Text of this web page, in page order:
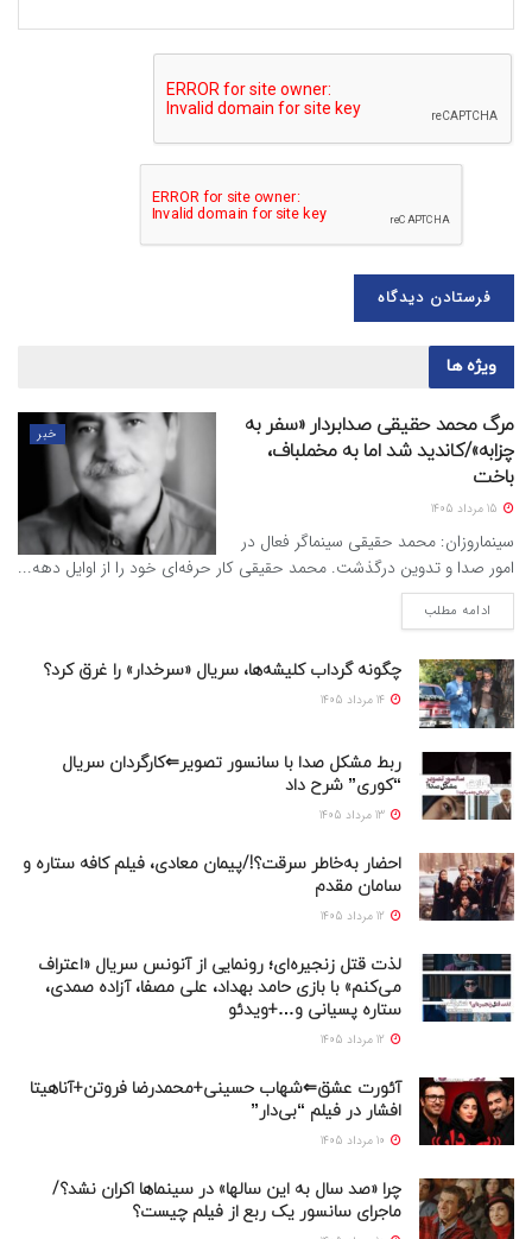
ویژه ها
خبر
مرگ محمد حقیقی صدابردار «سفر به
چزابه»/کاندید شد اما به مخملباف،
باخت
سینماروزان: محمد حقیقی سینماگر فعال در
امور صدا و تدوین درگذشت. محمد حقیقی کار حرفه‌ای خود را از اوایل دهه...
ادامه مطلب
چگونه گرداب کلیشه‌ها، سریال «سرخدار» را غرق کرد؟
ربط مشکل صدا با سانسور تصویر⇐کارگردان سریال
“کوری” شرح داد
احضار به‌خاطر سرقت؟!/پیمان معادی، فیلم کافه ستاره و
سامان مقدم
لذت قتل زنجیره‌ای؛ رونمایی از آنونس سریال «اعتراف
می‌کنم» با بازی حامد بهداد، علی مصفا، آزاده صمدی،
ستاره پسیانی و…+ویدئو
آئورت عشق⇐شهاب حسینی+محمدرضا فروتن+آناهیتا
افشار در فیلم “بی‌دار”
چرا «صد سال به این سالها» در سینماها اکران نشد؟/
ماجرای سانسور یک ربع از فیلم چیست؟